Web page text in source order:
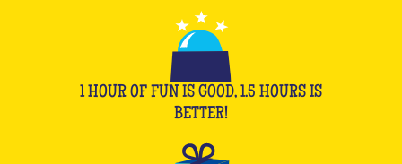
1 HOUR OF FUN IS GOOD, 1.5 HOURS IS
BETTER!